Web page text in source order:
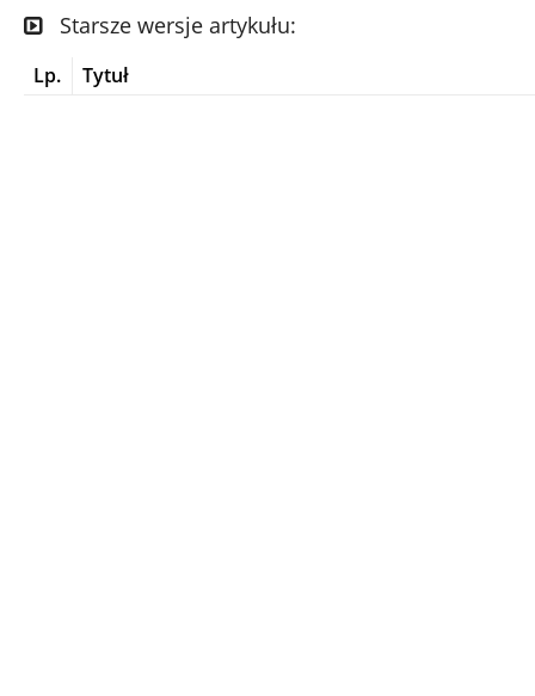
Starsze wersje artykułu:
Lp. Tytuł